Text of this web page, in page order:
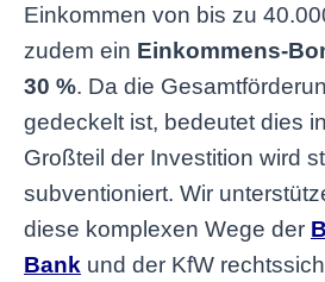
Einkommen von bis zu
zudem ein Einkommens-
30 %. Da die
gedeckelt ist, bedeutet dies
Großteil der Investition wird
subventioniert. Wir
diese komplexen Wege der
Bank und der KfW